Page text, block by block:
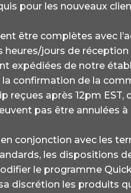
pour les nouveaux
être complètes avec
heures/jours de
expédiées de notre
confirmation de la
reçues après 12pm
pas être annulées
conjonction avec les
les dispositions
le programme
discrétion les produits